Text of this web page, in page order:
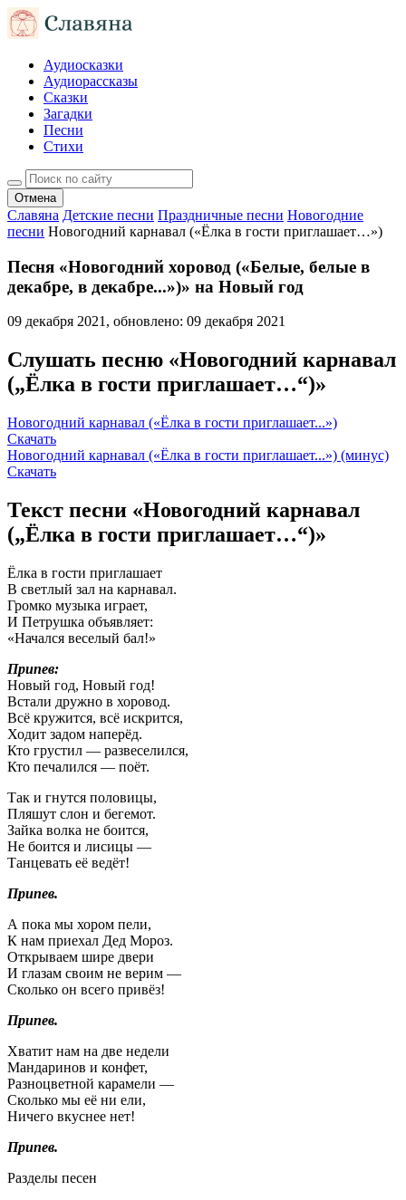
Аудиосказки
Аудиорассказы
Сказки
Загадки
Песни
Стихи
Отмена
Славяна Детские песни Праздничные песни Новогодние
песни Новогодний карнавал («Ёлка в гости приглашает…»)
Песня «Новогодний хоровод («Белые, белые в
декабре, в декабре...»)» на Новый год
09 декабря 2021, обновлено: 09 декабря 2021
Слушать песню «Новогодний карнавал
(„Ёлка в гости приглашает…“)»
Новогодний карнавал («Ёлка в гости приглашает...»)
Скачать
Новогодний карнавал («Ёлка в гости приглашает...») (минус)
Скачать
Текст песни «Новогодний карнавал
(„Ёлка в гости приглашает…“)»
Ёлка в гости приглашает
В светлый зал на карнавал.
Громко музыка играет,
И Петрушка объявляет:
«Начался веселый бал!»
Припев:
Новый год, Новый год!
Встали дружно в хоровод.
Всё кружится, всё искрится,
Ходит задом наперёд.
Кто грустил — развеселился,
Кто печалился — поёт.
Так и гнутся половицы,
Пляшут слон и бегемот.
Зайка волка не боится,
Не боится и лисицы —
Танцевать её ведёт!
Припев.
А пока мы хором пели,
К нам приехал Дед Мороз.
Открываем шире двери
И глазам своим не верим —
Сколько он всего привёз!
Припев.
Хватит нам на две недели
Мандаринов и конфет,
Разноцветной карамели —
Сколько мы её ни ели,
Ничего вкуснее нет!
Припев.
Разделы песен